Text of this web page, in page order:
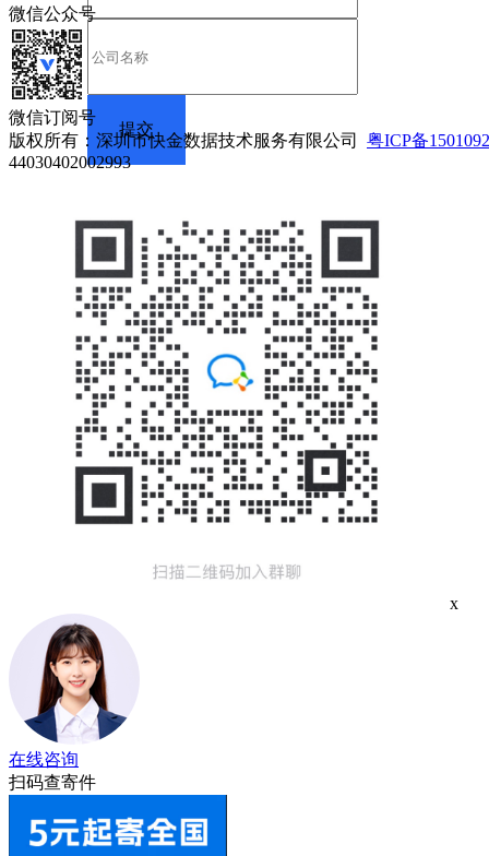
微信公众号
微信订阅号
版权所有：深圳市快金数据技术服务有限公司 粤ICP备
44030402002993
x
在线咨询
扫码查寄件